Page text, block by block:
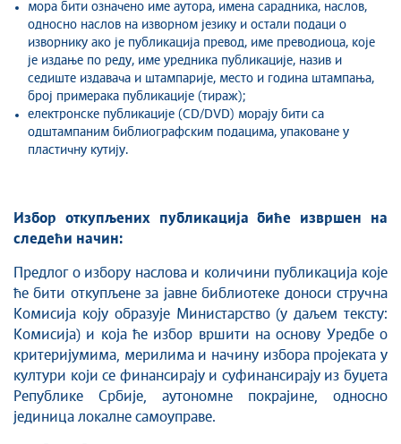
мора бити означено име аутора, имена сарадника, наслов,
односно наслов на изворном језику и остали подаци о
изворнику ако је публикација превод, име преводиоца, које
је издање по реду, име уредника публикације, назив и
седиште издавача и штампарије, место и година штампања,
број примерака публикације (тираж);
електронске публикације (CD/DVD) морају бити са
одштампаним библиографским подацима, упаковане у
пластичну кутију.
Избор откупљених публикација биће извршен на
следећи начин:
Предлог о избору наслова и количини публикација које
ће бити откупљене за јавне библиотеке доноси стручна
Комисија коју образује Министарство (у даљем тексту:
Комисија) и која ће избор вршити на основу Уредбе о
критеријумима, мерилима и начину избора пројеката у
култури који се финансирају и суфинансирају из буџета
Републике Србије, аутономне покрајине, односно
јединица локалне самоуправе.